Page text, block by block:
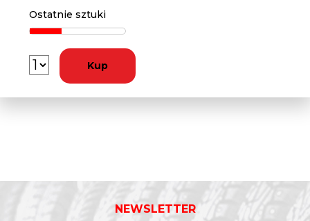
Ostatnie sztuki
Kup
NEWSLETTER